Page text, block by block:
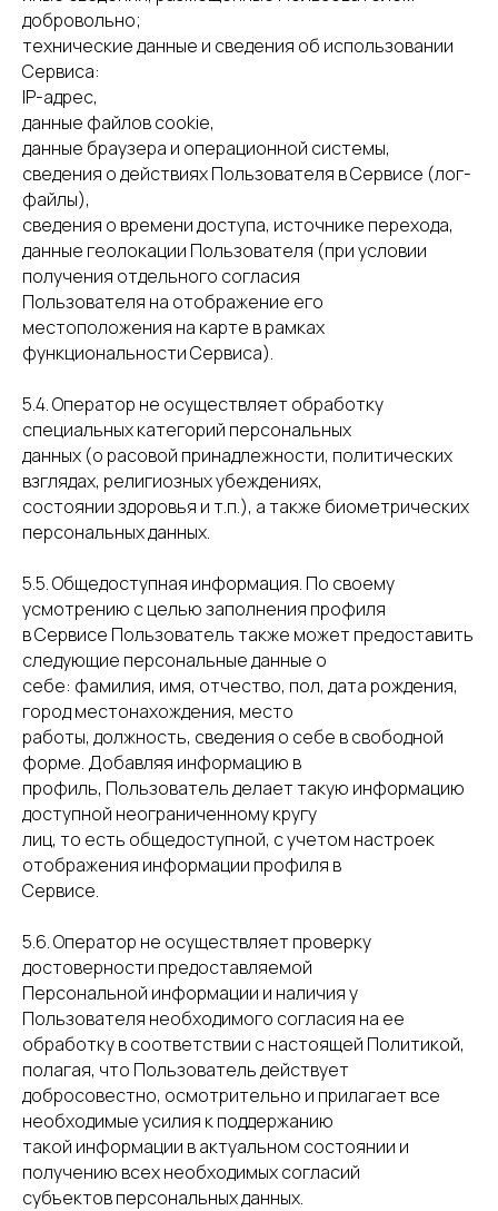
добровольно;
технические данные и сведения об использовании
Сервиса:
IP-адрес,
данные файлов cookie,
данные браузера и операционной системы,
сведения о действиях Пользователя в Сервисе (лог-
файлы),
сведения о времени доступа, источнике перехода,
данные геолокации Пользователя (при условии
получения отдельного согласия
Пользователя на отображение его
местоположения на карте в рамках
функциональности Сервиса).
5.4. Оператор не осуществляет обработку
специальных категорий персональных
данных (о расовой принадлежности, политических
взглядах, религиозных убеждениях,
состоянии здоровья и т.п.), а также биометрических
персональных данных.
5.5. Общедоступная информация. По своему
усмотрению с целью заполнения профиля
в Сервисе Пользователь также может предоставить
следующие персональные данные о
себе: фамилия, имя, отчество, пол, дата рождения,
город местонахождения, место
работы, должность, сведения о себе в свободной
форме. Добавляя информацию в
профиль, Пользователь делает такую информацию
доступной неограниченному кругу
лиц, то есть общедоступной, с учетом настроек
отображения информации профиля в
Сервисе.
5.6. Оператор не осуществляет проверку
достоверности предоставляемой
Персональной информации и наличия у
Пользователя необходимого согласия на ее
обработку в соответствии с настоящей Политикой,
полагая, что Пользователь действует
добросовестно, осмотрительно и прилагает все
необходимые усилия к поддержанию
такой информации в актуальном состоянии и
получению всех необходимых согласий
субъектов персональных данных.